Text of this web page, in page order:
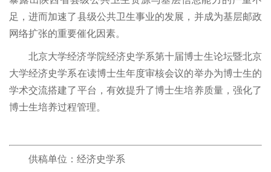
足，进而加速了县级公共卫生事业的发展，并成为基层邮政
网络扩张的重要催化因素。
北京大学经济学院经济史学系第十届博士生论坛暨北京
大学经济史学系在读博士生年度审核会议的举办为博士生的
学术交流搭建了平台，有效提升了博士生培养质量，强化了
博士生培养过程管理。
供稿单位：经济史学系